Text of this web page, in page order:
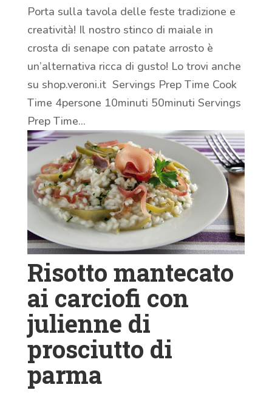
Porta sulla tavola delle feste tradizione e
creatività! Il nostro stinco di maiale in
crosta di senape con patate arrosto è
un’alternativa ricca di gusto! Lo trovi anche
su shop.veroni.it Servings Prep Time Cook
Time 4persone 10minuti 50minuti Servings
Prep Time...
Risotto mantecato
ai carciofi con
julienne di
prosciutto di
parma